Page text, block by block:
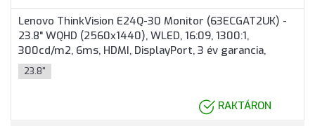
Lenovo ThinkVision E24Q-30 Monitor (63ECGAT2UK) -
23.8" WQHD (2560x1440), WLED, 16:09, 1300:1,
300cd/m2, 6ms, HDMI, DisplayPort, 3 év garancia,
Fekete színben
23.8"
RAKTÁRON